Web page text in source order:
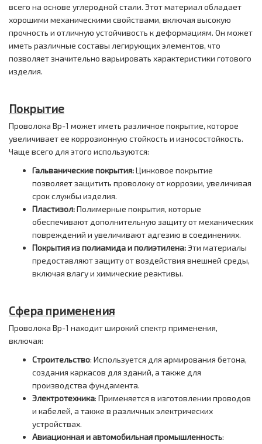
всего на основе углеродной стали. Этот материал обладает
хорошими механическими свойствами, включая высокую
прочность и отличную устойчивость к деформациям. Он может
иметь различные составы легирующих элементов, что
позволяет значительно варьировать характеристики готового
изделия.
Покрытие
Проволока Вр-1 может иметь различное покрытие, которое
увеличивает ее коррозионную стойкость и износостойкость.
Чаще всего для этого используются:
Гальванические покрытия:Цинковое покрытие
позволяет защитить проволоку от коррозии, увеличивая
срок службы изделия.
Пластизол:Полимерные покрытия, которые
обеспечивают дополнительную защиту от механических
повреждений и увеличивают адгезию в соединениях.
Покрытия из полиамида и полиэтилена:Эти материалы
предоставляют защиту от воздействия внешней среды,
включая влагу и химические реактивы.
Сфера применения
Проволока Вр-1 находит широкий спектр применения,
включая:
Строительство: Используется для армирования бетона,
создания каркасов для зданий, а также для
производства фундамента.
Электротехника: Применяется в изготовлении проводов
и кабелей, а также в различных электрических
устройствах.
Авиационная и автомобильная промышленность: